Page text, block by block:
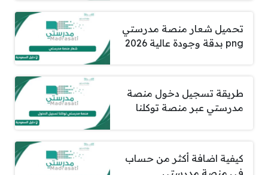
تحميل شعار منصة مدرستي
png بدقة وجودة عالية 2026
طريقة تسجيل دخول منصة
مدرستي عبر منصة توكلنا
كيفية اضافة أكثر من حساب
في منصة مدرستي